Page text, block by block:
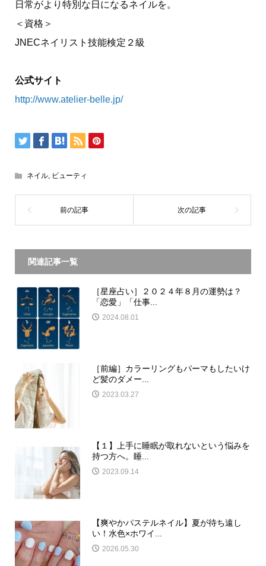
日常がより特別な日になるネイルを。
＜資格＞
JNECネイリスト技能検定２級
公式サイト
http://www.atelier-belle.jp/
ネイル, ビューティ
関連記事一覧
［星座占い］２０２４年８月の運勢は？
「恋愛」「仕事...
2024.08.01
［前編］カラーリングもパーマもしたいけ
ど髪のダメー...
2023.03.27
【１】上手に睡眠が取れないという悩みを
持つ方へ。睡...
2023.09.14
【爽やかパステルネイル】夏が待ち遠し
い！水色×ホワイ...
2026.05.30